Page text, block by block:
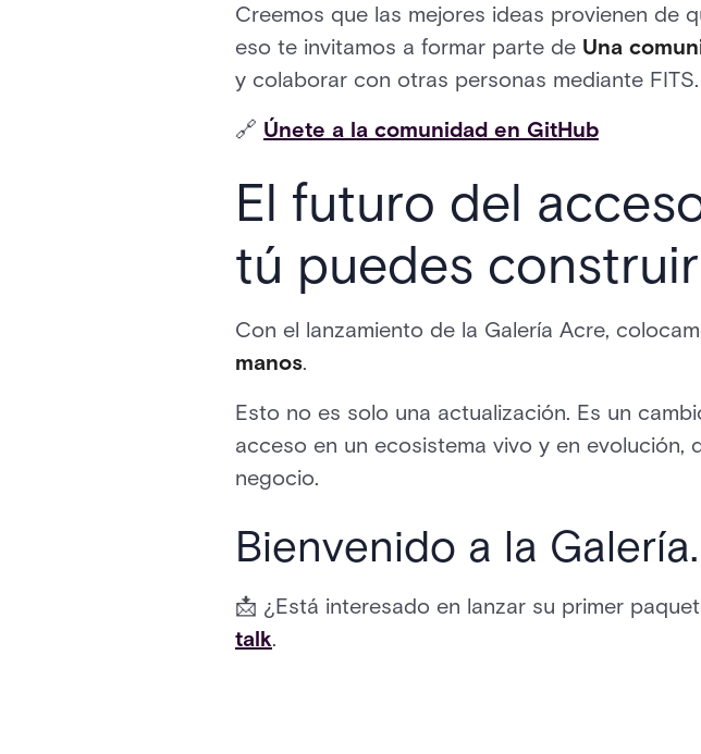
Creemos que las mejores ideas provienen de
eso te invitamos a formar parte de Una
y colaborar con otras personas mediante FITS.
🔗 Únete a la comunidad en GitHub
El futuro del
tú puedes
Con el lanzamiento de la Galería Acre,
manos.
Esto no es solo una actualización. Es un
acceso en un ecosistema vivo y en evolución,
negocio.
Bienvenido a la
📩 ¿Está interesado en lanzar su primer
talk.